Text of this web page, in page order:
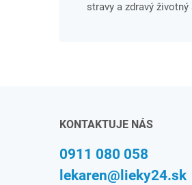
stravy a zdravý
KONTAKTUJE NÁS
0911 080 058
lekaren@lieky24.sk